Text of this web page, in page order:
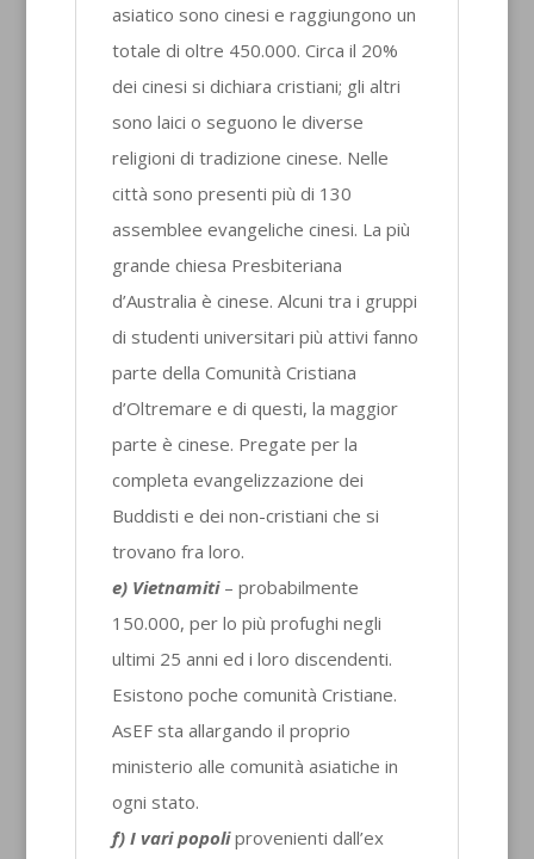
asiatico sono cinesi e raggiungono un
totale di oltre 450.000. Circa il 20%
dei cinesi si dichiara cristiani; gli altri
sono laici o seguono le diverse
religioni di tradizione cinese. Nelle
città sono presenti più di 130
assemblee evangeliche cinesi. La più
grande chiesa Presbiteriana
d’Australia è cinese. Alcuni tra i gruppi
di studenti universitari più attivi fanno
parte della Comunità Cristiana
d’Oltremare e di questi, la maggior
parte è cinese. Pregate per la
completa evangelizzazione dei
Buddisti e dei non-cristiani che si
trovano fra loro.
e) Vietnamiti– probabilmente
150.000, per lo più profughi negli
ultimi 25 anni ed i loro discendenti.
Esistono poche comunità Cristiane.
AsEF sta allargando il proprio
ministerio alle comunità asiatiche in
ogni stato.
f) I vari popoliprovenienti dall’ex